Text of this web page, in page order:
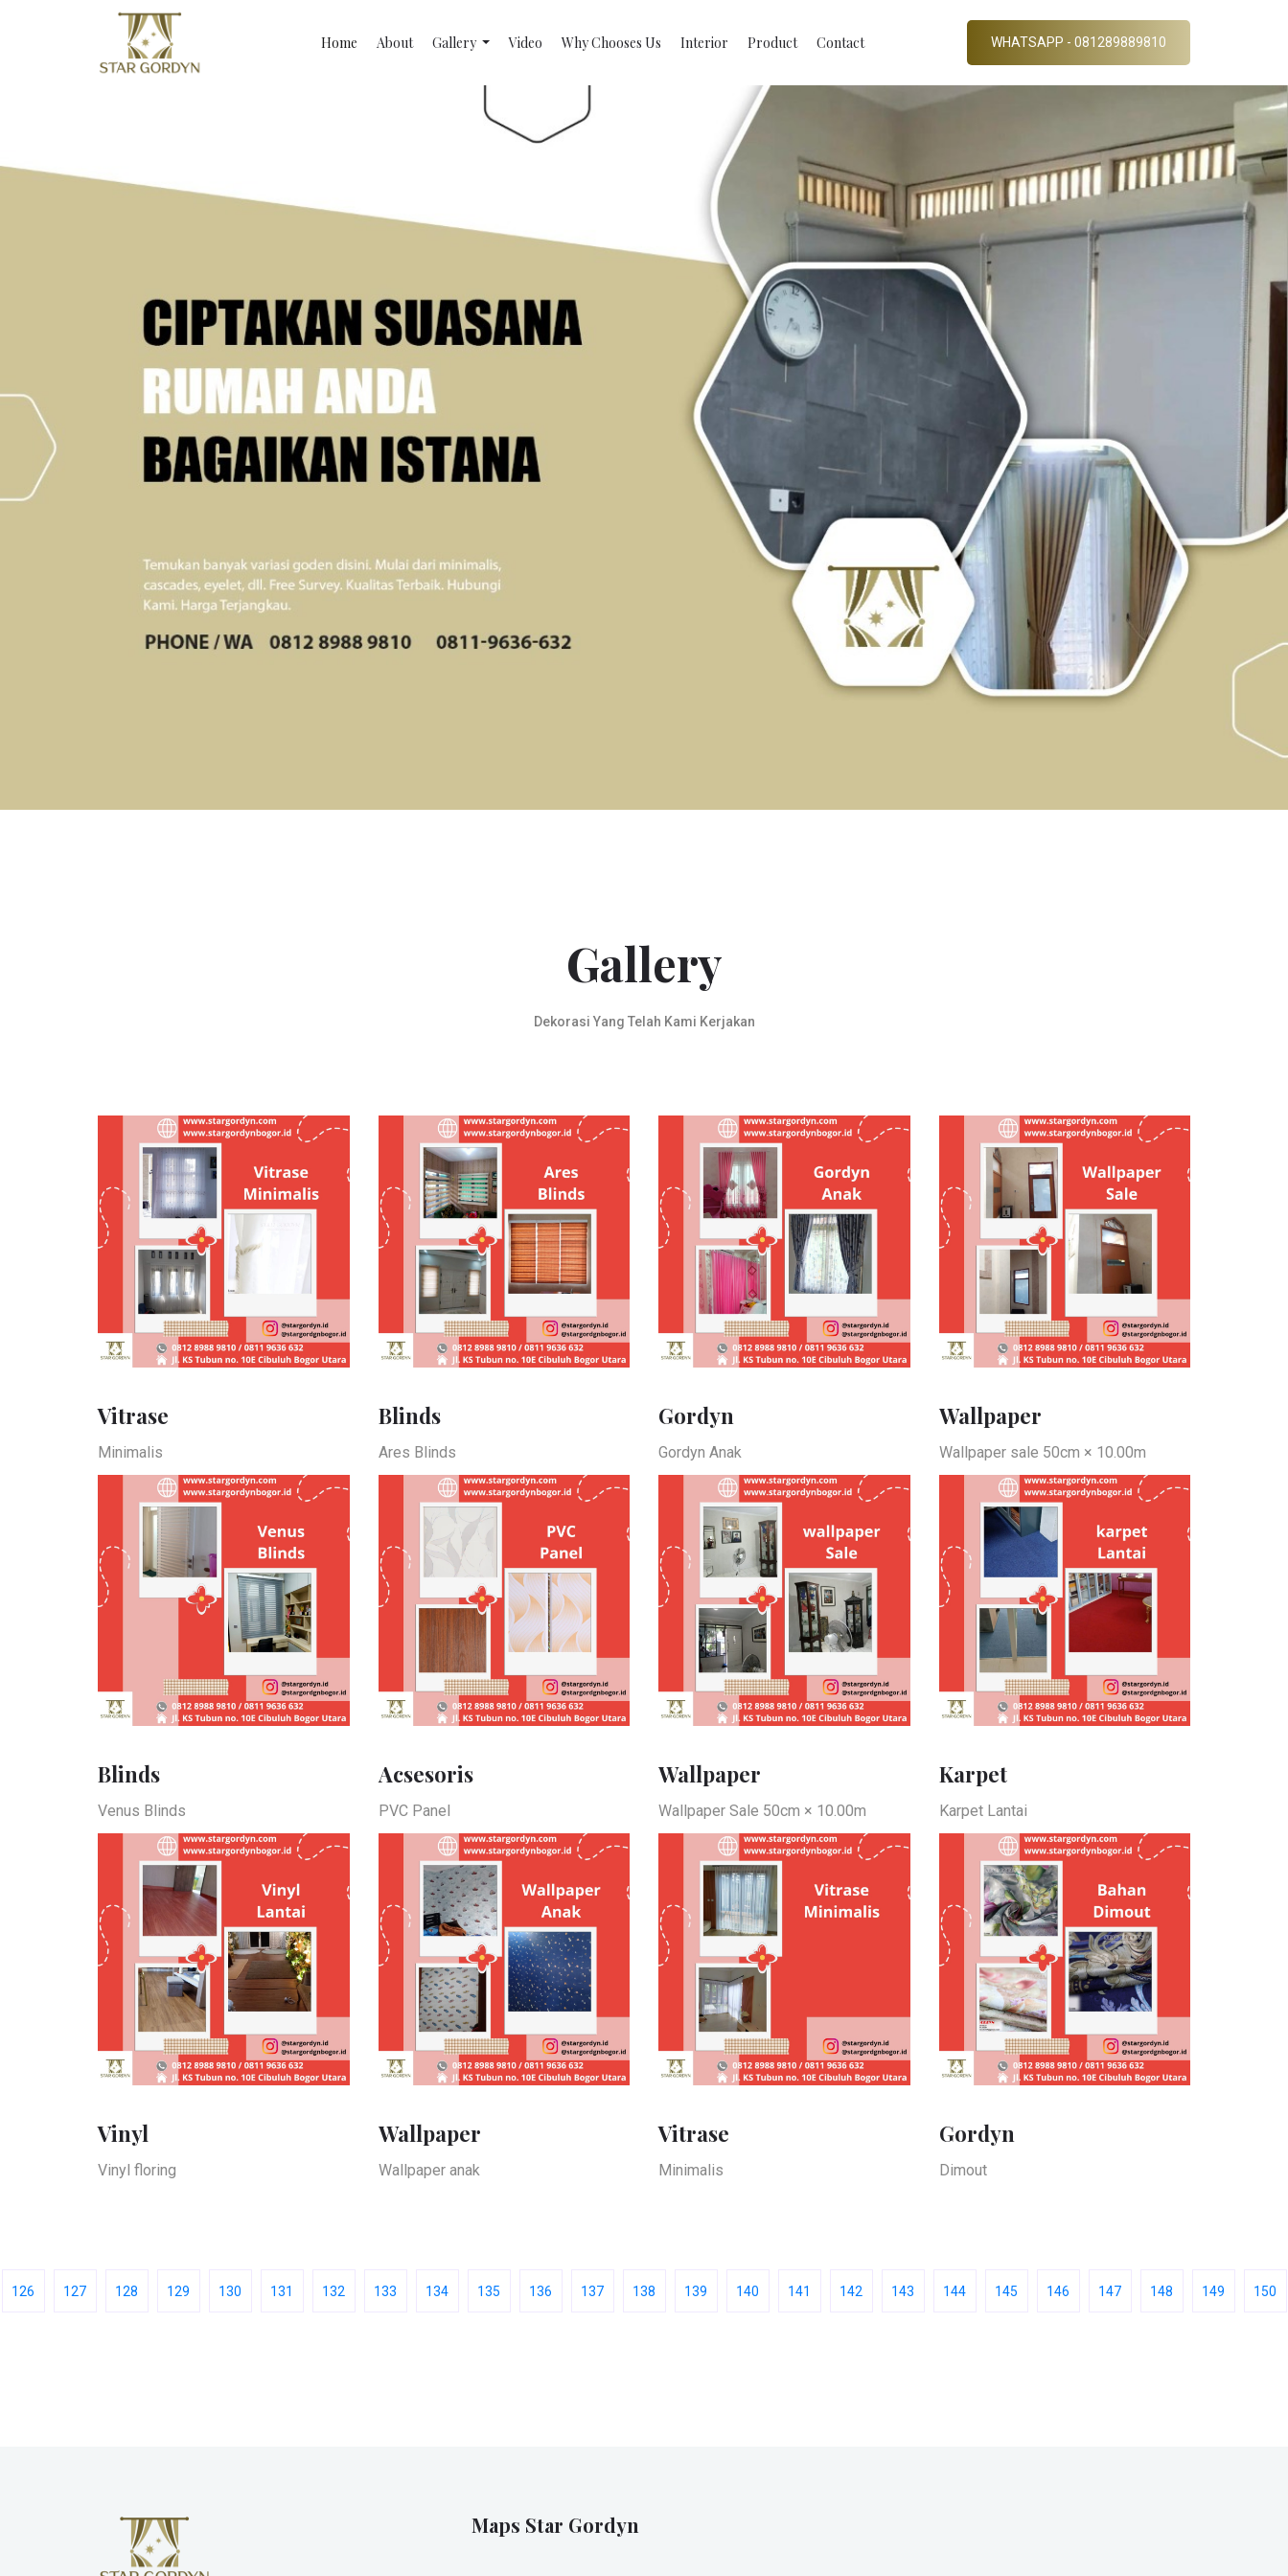
Home About Gallery Video Why Chooses Us Interior Product Contact WHATSAPP - 081289889810
Gallery
Dekorasi Yang Telah Kami Kerjakan
Vitrase
Minimalis
Blinds
Ares Blinds
Gordyn
Gordyn Anak
Wallpaper
Wallpaper sale 50cm × 10.00m
Blinds
Venus Blinds
Acsesoris
PVC Panel
Wallpaper
Wallpaper Sale 50cm × 10.00m
Karpet
Karpet Lantai
Vinyl
Vinyl floring
Wallpaper
Wallpaper anak
Vitrase
Minimalis
Gordyn
Dimout
126 127 128 129 130 131 132 133 134 135 136 137 138 139 140 141 142 143 144 145 146 147 148 149 150
Maps Star Gordyn